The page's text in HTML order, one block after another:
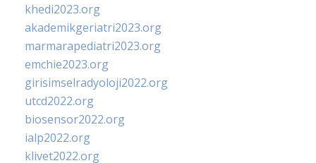
khedi2023.org
akademikgeriatri2023.org
marmarapediatri2023.org
emchie2023.org
girisimselradyoloji2022.org
utcd2022.org
biosensor2022.org
ialp2022.org
klivet2022.org